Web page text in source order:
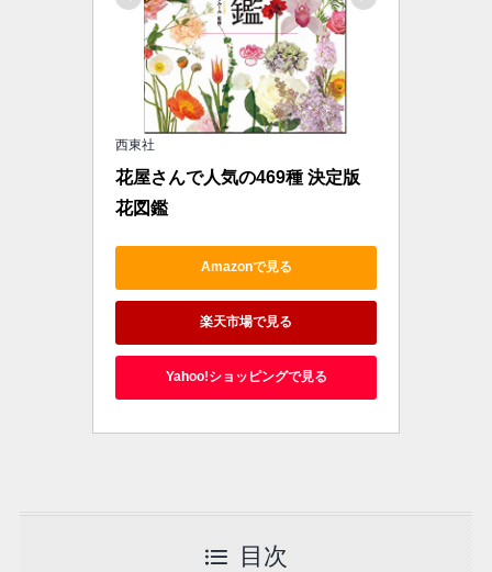
西東社
花屋さんで人気の469種 決定版
花図鑑
Amazonで見る
楽天市場で見る
Yahoo!ショッピングで見る
目次